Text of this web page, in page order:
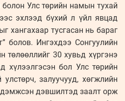
болон Улс төрийн намын тухай
эхлээд бүхий л үйл явцад
хангахаар тусгасан нь бараг
болов. Ингэхдээ Сонгуулийн
төлөөллийг 30 хувьд хүргэнэ
хүлээлгэсэн бол Улс төрийн
залуучууд, хөгжлийн
дэвшилтэд заалт орж